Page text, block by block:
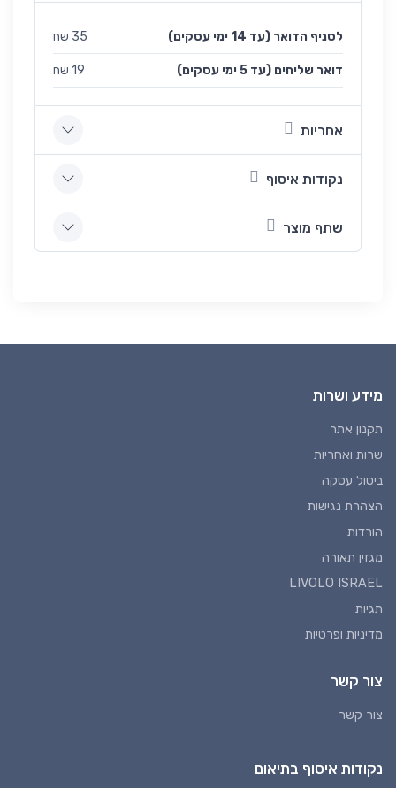
לסניף הדואר (עד 14 ימי עסקים) 35 שח
(עד 5 ימי עסקים) דואר שליחים 19 שח
אחריות
נקודות איסוף
שתף מוצר
מידע ושרות
תקנון אתר
שרות ואחריות
ביטול עסקה
הצהרת נגישות
הורדות
מגזין תאורה
LIVOLO ISRAEL
תגיות
מדיניות ופרטיות
צור קשר
צור קשר
נקודות איסוף בתיאום